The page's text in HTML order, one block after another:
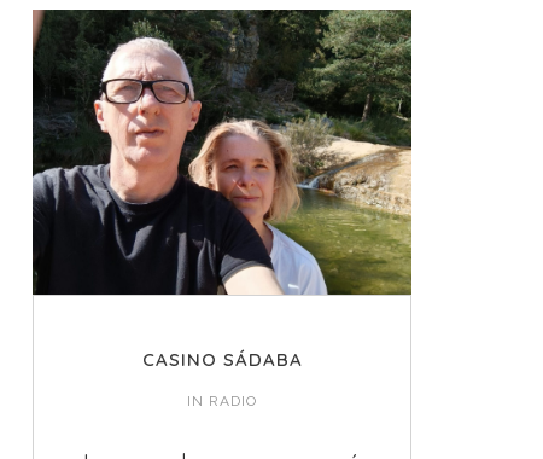
CASINO SÁDABA
IN RADIO